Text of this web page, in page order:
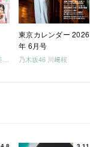
東京カレンダー 2026
年 6月号
乃木坂46 川﨑桜